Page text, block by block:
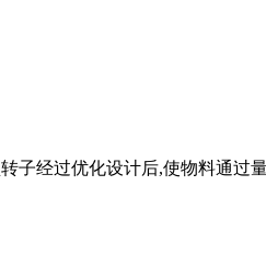
子经过优化设计后,使物料通过